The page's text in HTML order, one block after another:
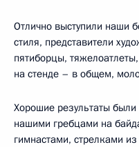
Отлично выступили наши
стиля, представители
пятиборцы,
на стенде – в общем,
Хорошие результаты
нашими гребцами на
гимнастами, стрелками